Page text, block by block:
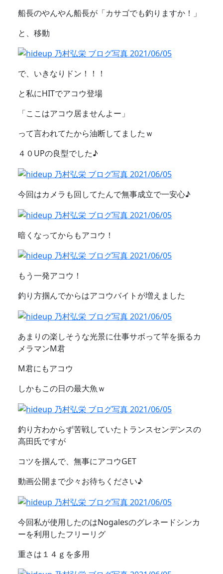
船長のやんやん船長が「カサゴでも釣りますか！」
と、移動
で、いきなりドン！！！
と私にHITでアコウ登場
「ここはアコウ居ませんよー」
って言われてたから油断してましたｗ
４０UPの良型でした♪
今回はカメラも回してたんで無事成立で一安心♪
暗くなってからもアコウ！
もう一発アコウ！
釣り方掴んでからはアコウバイトが増えました
あまりの楽しそうな光景に仕事サボって竿を振るカ
メラマンM君
M君にもアコウ
しかもこの日の最大魚ｗ
釣り方わからず苦戦していたトランスセンデンスの
高田氏ですが
コツを掴んで、無事にアコウGET
動画公開まで少々お待ちください♪
今回私が使用したのはNogalesのグレネードシンカ
ーを利用したフリーリグ
重さは１４ｇを多用